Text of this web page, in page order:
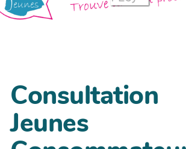
Consultation
Jeunes